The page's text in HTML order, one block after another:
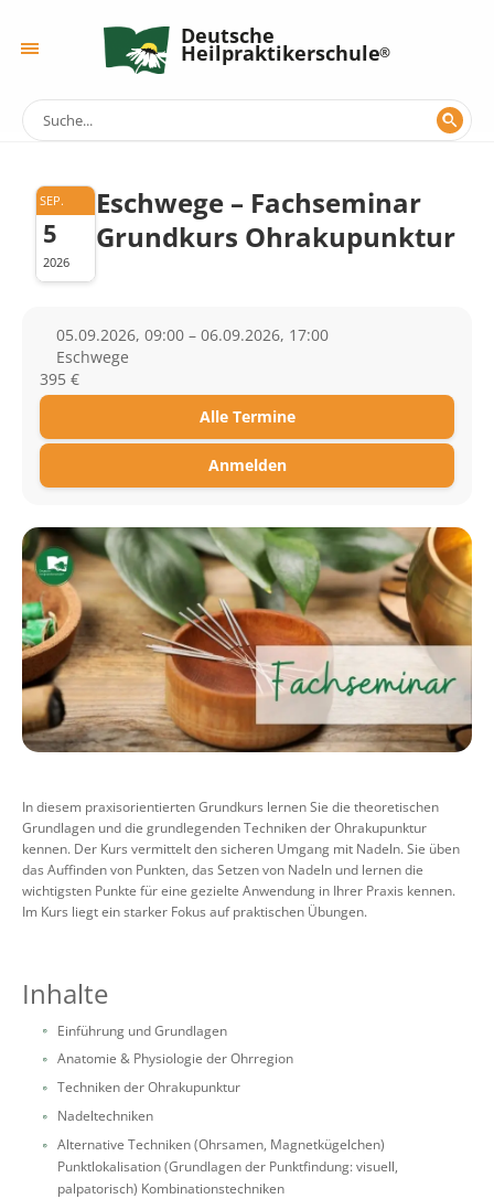
Deutsche
Heilpraktikerschule
SEP.
5
2026
Eschwege – Fachseminar
Grundkurs Ohrakupunktur
05.09.2026, 09:00 – 06.09.2026, 17:00
Eschwege
395 €
Alle Termine
Anmelden
In diesem praxisorientierten Grundkurs lernen Sie die theoretischen
Grundlagen und die grundlegenden Techniken der Ohrakupunktur
kennen. Der Kurs vermittelt den sicheren Umgang mit Nadeln. Sie üben
das Auffinden von Punkten, das Setzen von Nadeln und lernen die
wichtigsten Punkte für eine gezielte Anwendung in Ihrer Praxis kennen.
Im Kurs liegt ein starker Fokus auf praktischen Übungen.
Inhalte
Einführung und Grundlagen
Anatomie & Physiologie der Ohrregion
Techniken der Ohrakupunktur
Nadeltechniken
Alternative Techniken (Ohrsamen, Magnetkügelchen)
Punktlokalisation (Grundlagen der Punktfindung: visuell,
palpatorisch) Kombinationstechniken